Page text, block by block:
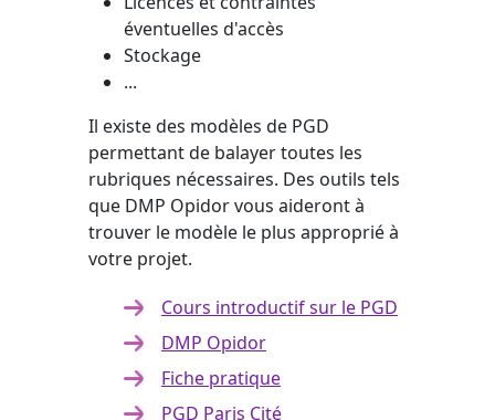
éventuelles d'accès
Stockage
...
Il existe des modèles de PGD
permettant de balayer toutes les
rubriques nécessaires. Des outils tels
que DMP Opidor vous aideront à
trouver le modèle le plus approprié à
votre projet.
Cours introductif sur le PGD
DMP Opidor
Fiche pratique
PGD Paris Cité